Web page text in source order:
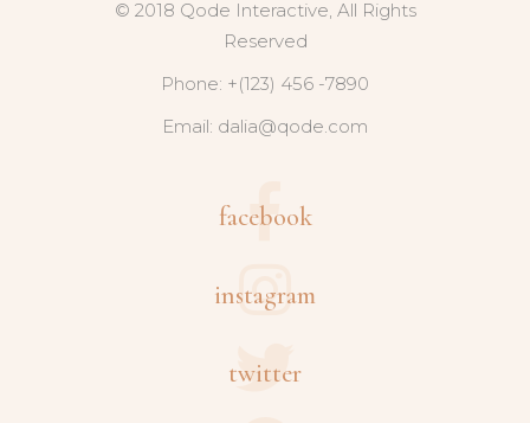
© 2018 Qode Interactive, All Rights
Reserved
Phone: +(123) 456 -7890
Email: dalia@qode.com
facebook
instagram
twitter